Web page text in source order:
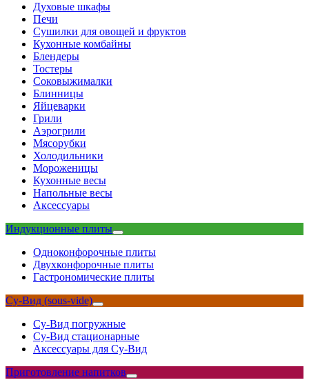
Духовые шкафы
Печи
Сушилки для овощей и фруктов
Кухонные комбайны
Блендеры
Тостеры
Соковыжималки
Блинницы
Яйцеварки
Грили
Аэрогрили
Мясорубки
Холодильники
Мороженицы
Кухонные весы
Напольные весы
Аксессуары
Индукционные плиты
Одноконфорочные плиты
Двухконфорочные плиты
Гастрономические плиты
Су-Вид (sous-vide)
Су-Вид погружные
Су-Вид стационарные
Аксессуары для Су-Вид
Приготовление напитков